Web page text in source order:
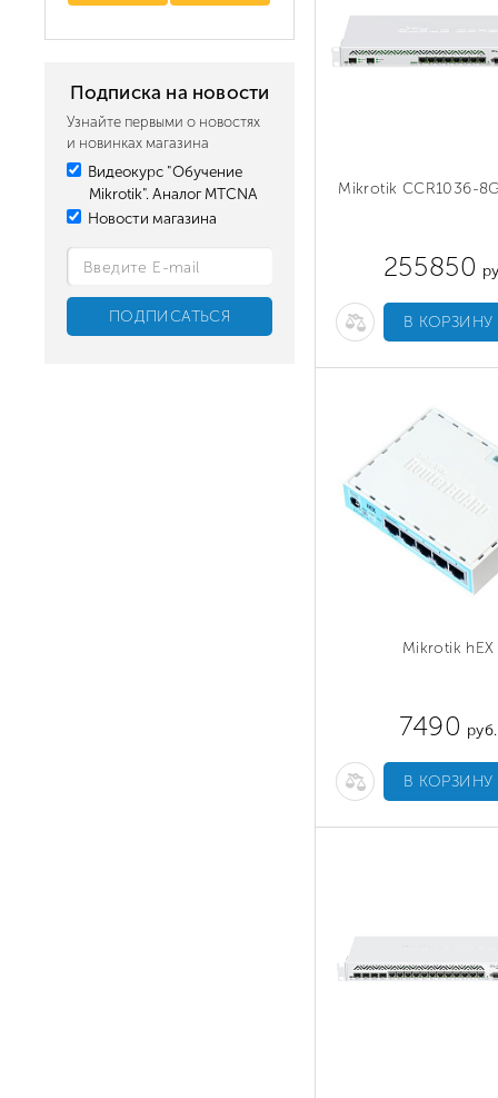
Подписка на новости
Узнайте первыми о новостях
и новинках магазина
Видеокурс "Обучение
Mikrotik". Аналог MTCNA
Новости магазина
Mikrotik CCR1036-
255850
В КОРЗИНУ
Mikrotik hEX
7490 руб.
В КОРЗИНУ